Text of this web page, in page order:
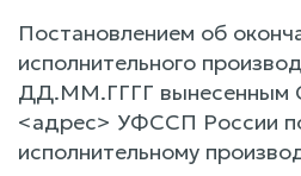
Постановлением об
исполнительного
ДД.ММ.ГГГГ
<адрес> УФССП России
исполнительному